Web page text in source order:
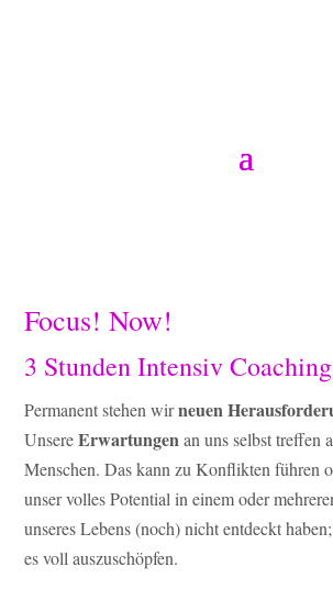
Focus! Now!
3 Stunden Intensiv Coaching
Permanent stehen wirneuen
UnsereErwartungenan uns selbst treffen
Menschen. Das kann zu Konflikten führen
unser volles Potential in einem oder
unseres Lebens (noch) nicht entdeckt
es voll auszuschöpfen.